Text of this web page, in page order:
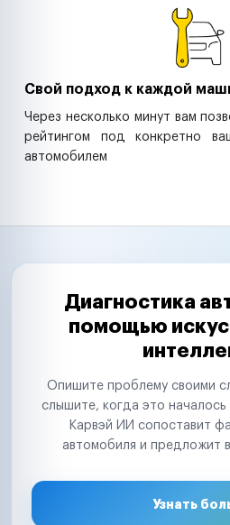
Свой подход к каждой
Через несколько минут вам
рейтингом под конкретно
автомобилем
Диагностика
помощью
Опишите проблему своими
слышите, когда это
Карвэй ИИ сопоставит
автомобиля и предложит
Узнать